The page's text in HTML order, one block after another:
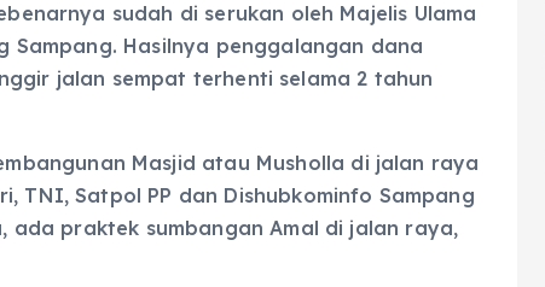
sudah di serukan oleh Majelis Ulama
Sampang. Hasilnya penggalangan dana
jalan sempat terhenti selama 2 tahun
Masjid atau Musholla di jalan raya
TNI, Satpol PP dan Dishubkominfo Sampang
ada praktek sumbangan Amal di jalan raya,